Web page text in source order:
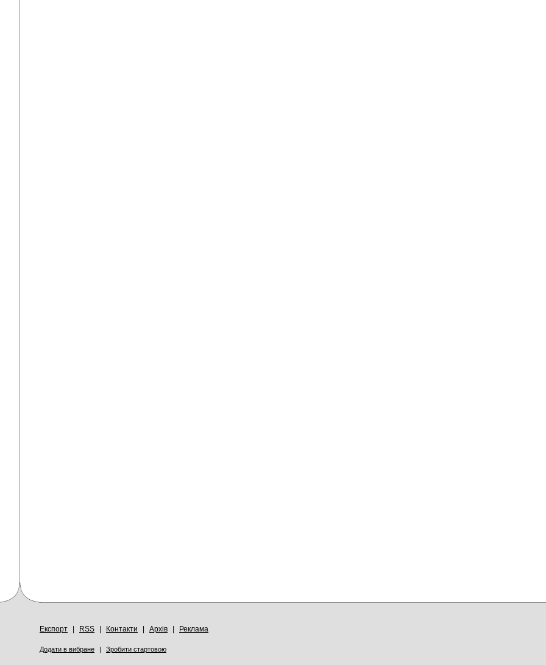
Експорт RSS Контакти Архів Реклама
Додати в вибране | Зробити стартовою